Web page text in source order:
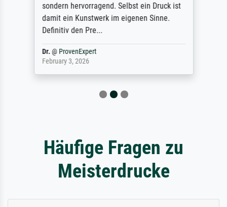
sondern hervorragend. Selbst ein Druck ist
damit ein Kunstwerk im eigenen Sinne.
Definitiv den Pre...
Dr.@ ProvenExpert
February 3, 2026
Häufige Fragen zu
Meisterdrucke